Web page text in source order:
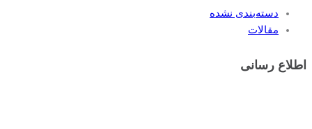
دسته‌بندی نشده
مقالات
اطلاع رسانی